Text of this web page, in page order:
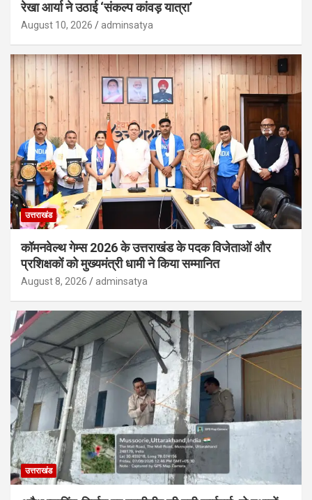
रेखा आर्या ने उठाई ‘संकल्प कांवड़ यात्रा’
August 10, 2026 adminsatya
उत्तराखंड
कॉमनवेल्थ गेम्स 2026 के उत्तराखंड के पदक विजेताओं और
प्रशिक्षकों को मुख्यमंत्री धामी ने किया सम्मानित
August 8, 2026 adminsatya
उत्तराखंड